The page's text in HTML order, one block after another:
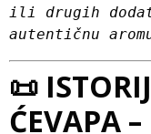
ili drugih
autentičnu
📜
ĆEVAPA –